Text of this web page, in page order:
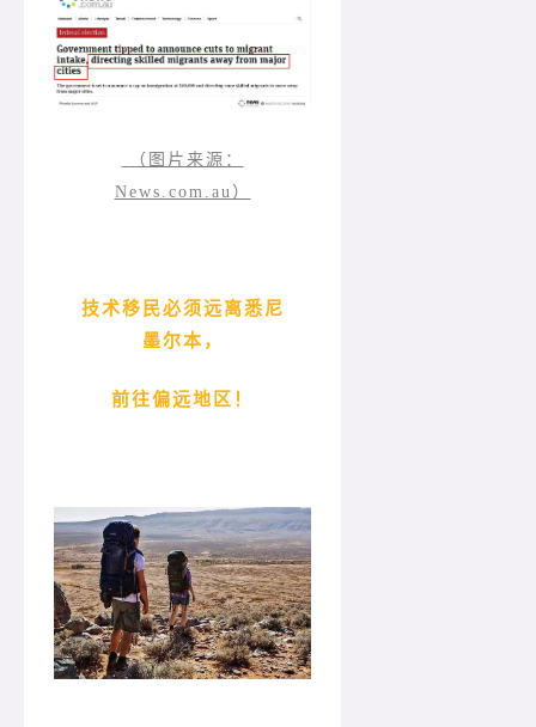
（图片来源：
News.com.au）
技术移民必须远离悉尼
墨尔本，
前往偏远地区！